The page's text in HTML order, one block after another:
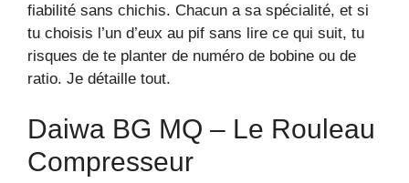
fiabilité sans chichis. Chacun a sa spécialité, et si
tu choisis l’un d’eux au pif sans lire ce qui suit, tu
risques de te planter de numéro de bobine ou de
ratio. Je détaille tout.
Daiwa BG MQ – Le Rouleau
Compresseur